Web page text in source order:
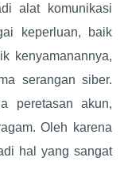
alat komunikasi
keperluan, baik
kenyamanannya,
serangan siber.
peretasan akun,
Oleh karena
hal yang sangat